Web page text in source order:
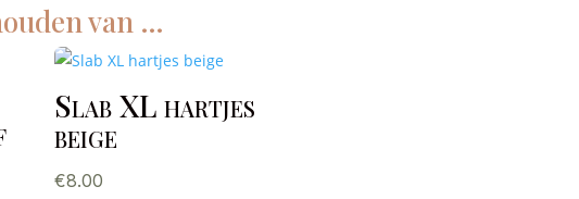
van …
Slab XL hartjes
beige
€8.00